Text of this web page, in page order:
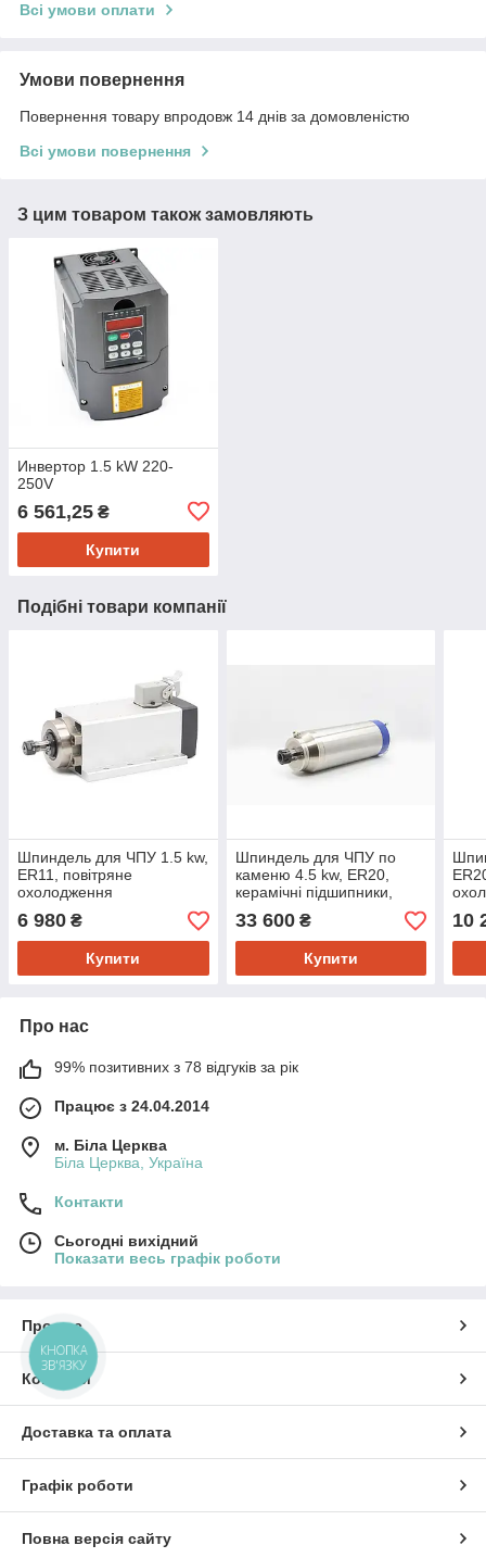
Всі умови оплати
Умови повернення
Повернення товару впродовж 14 днів за домовленістю
Всі умови повернення
З цим товаром також замовляють
Инвертор 1.5 kW 220-
250V
6 561,25 ₴
Купити
Подібні товари компанії
Шпиндель для ЧПУ 1.5 kw,
ER11, повітряне
охолодження
6 980 ₴
Купити
Шпиндель для ЧПУ по
каменю 4.5 kw, ER20,
керамічні підшипники,
водяне охолодження з
піддувом підшипників
33 600₴
Купити
10
Про нас
99% позитивних з 78 відгуків за рік
Працює з 24.04.2014
м. Біла Церква
Біла Церква, Україна
Контакти
Сьогодні вихідний
Показати весь графік роботи
Про нас
Контакти
Доставка та оплата
Графік роботи
Повна версія сайту
КНОПКА
ЗВ'ЯЗКУ